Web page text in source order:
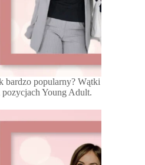
bardzo popularny? Wątki
Young Adult.